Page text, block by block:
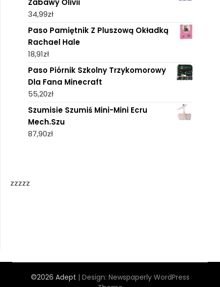
Zabawy Olivii
34,99zł
Paso Pamiętnik Z Pluszową Okładką
Rachael Hale
18,91zł
Paso Piórnik Szkolny Trzykomorowy
Dla Fana Minecraft
55,20zł
Szumisie Szumiś Mini-Mini Ecru
Mech.Szu
87,90zł
zzzzz
©2026 Adept | Design: Newspaperly WordPress